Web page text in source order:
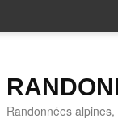
Randonnées